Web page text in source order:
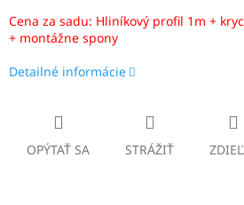
Cena za sadu: Hliníkový profil 1m +
+ montážne spony
Detailné informácie
OPÝTAŤ SA STRÁŽIŤ